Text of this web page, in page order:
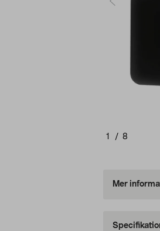
1 / 8
Mer